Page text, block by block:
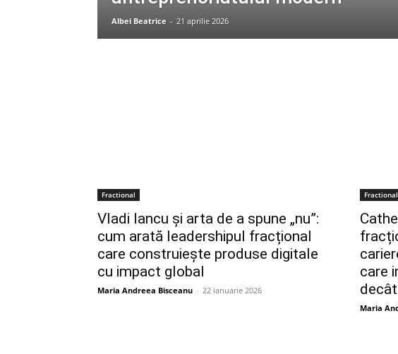
Albei Beatrice - 21 aprilie 2026
Fractional
Vladi Iancu și arta de a spune „nu”:
cum arată leadershipul fracțional
care construiește produse digitale
cu impact global
Maria Andreea Bisceanu - 22 ianuarie 2026
Fractional
care
Maria